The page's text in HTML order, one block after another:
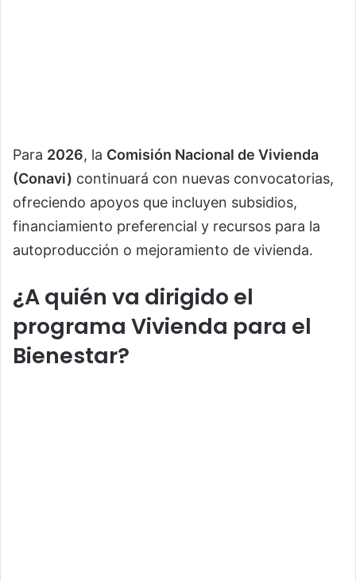
Para 2026, la Comisión Nacional de Vivienda
(Conavi) continuará con nuevas convocatorias,
ofreciendo apoyos que incluyen subsidios,
financiamiento preferencial y recursos para la
autoproducción o mejoramiento de vivienda.
¿A quién va dirigido el
programa Vivienda para el
Bienestar?